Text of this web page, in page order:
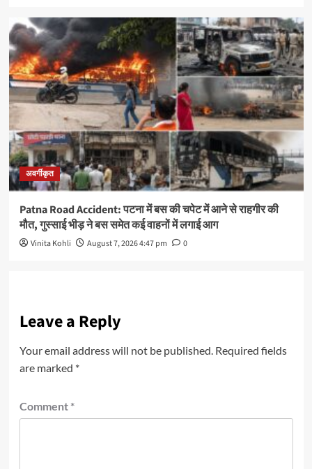
अवर्गीकृत
Patna Road Accident: पटना में बस की चपेट में आने से राहगीर की
मौत, गुस्साई भीड़ ने बस समेत कई वाहनों में लगाई आग
Vinita Kohli August 7, 2026 4:47 pm 0
Leave a Reply
Your email address will not be published. Required fields
are marked *
Comment *